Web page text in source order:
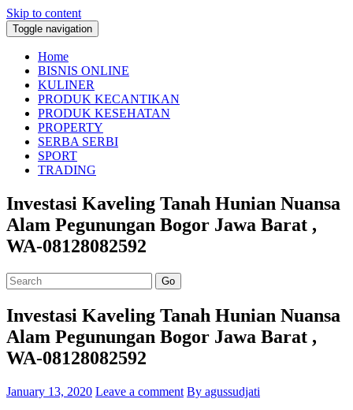
Skip to content
Toggle navigation
Home
BISNIS ONLINE
KULINER
PRODUK KECANTIKAN
PRODUK KESEHATAN
PROPERTY
SERBA SERBI
SPORT
TRADING
Investasi Kaveling Tanah Hunian Nuansa
Alam Pegunungan Bogor Jawa Barat ,
WA-08128082592
Go
Investasi Kaveling Tanah Hunian Nuansa
Alam Pegunungan Bogor Jawa Barat ,
WA-08128082592
January 13, 2020 Leave a comment By agussudjati